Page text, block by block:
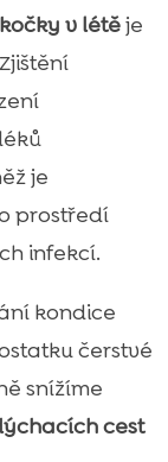
v létěje
je
prostředí
infekcí.
kondice
čerstvé
snížíme
cest